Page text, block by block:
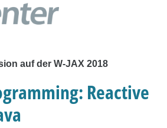
auf der W-JAX 2018
Reactive